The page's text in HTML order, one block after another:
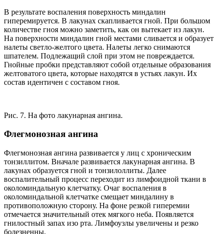
В результате воспаления поверхность миндалин
гиперемируется. В лакунах скапливается гной. При большом
количестве гноя можно заметить, как он вытекает из лакун.
На поверхности миндалин гной местами сливается и образует
налеты светло-желтого цвета. Налеты легко снимаются
шпателем. Подлежащий слой при этом не повреждается.
Гнойные пробки представляют собой отдельные образования
желтоватого цвета, которые находятся в устьях лакун. Их
состав идентичен с составом гноя.
Рис. 7. На фото лакунарная ангина.
Флегмонозная ангина
Флегмонозная ангина развивается у лиц с хроническим
тонзиллитом. Вначале развивается лакунарная ангина. В
лакунах образуется гной и тонзилоллиты. Далее
воспалительный процесс переходит из лимфоидной ткани в
околоминдальную клетчатку. Очаг воспаления в
околоминдальной клетчатке смещает миндалину в
противоположную сторону. На фоне резкой гиперемии
отмечается значительный отек мягкого неба. Появляется
гнилостный запах изо рта. Лимфоузлы увеличены и резко
болезненны.